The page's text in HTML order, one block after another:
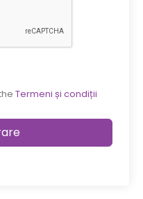
Termeni și condiții